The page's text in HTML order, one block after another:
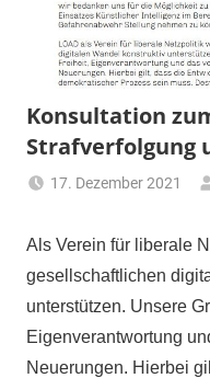
Konsultation
Strafverfolgung
17. Dezember 2021
Als Verein für liberale
gesellschaftlichen
unterstützen. Unsere
Eigenverantwortung
Neuerungen. Hierbei